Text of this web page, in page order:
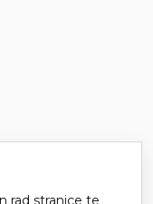
rad stranice te